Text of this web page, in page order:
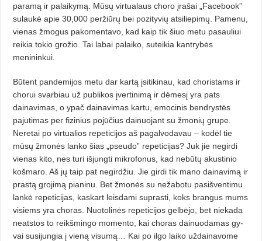
paramą ir palaiky­mą. Mūsų virtualaus choro įrašai „Facebook”
sulaukė apie 30,000 per­žiūrų bei pozityvių atsiliepimų. Pa­menu,
vienas žmogus pakomentavo, kad kaip tik šiuo metu pasauliui
rei­kia tokio grožio. Tai labai palaiko, su­teikia kantrybės
menininkui.
Būtent pandemijos metu dar kar­tą įsitikinau, kad choristams ir
chorui svarbiau už publikos įvertinimą ir dėmesį yra pats
dainavimas, o ypač dainavimas kartu, emocinis bendrystės
pajutimas per fizinius pojūčius dainuojant su žmonių grupe.
Neretai po virtualios repeticijos aš pagalvodavau – kodėl tie
mūsų žmonės lanko šias „pseudo” repeticijas? Juk jie ne­girdi
vienas kito, nes turi išjungti mik­rofonus, kad nebūtų akustinio
košmaro. Aš jų taip pat negirdžiu. Jie girdi tik mano dainavimą ir
prastą gro­jimą pianinu. Bet žmonės su ne­žabotu pasišventimu
lankė repeticijas, kaskart leisdami suprasti, koks brangus mums
visiems yra choras. Nuotolinės repeticijos gelbėjo, bet nie­kada
neatstos to reikšmingo mo­mento, kai choras dainuodamas gy­
vai susijungia į vieną visumą… Kai po ilgo laiko uždainavome